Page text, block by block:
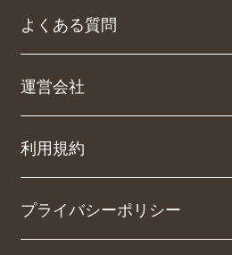
よくある質問
運営会社
利用規約
プライバシーポリシー